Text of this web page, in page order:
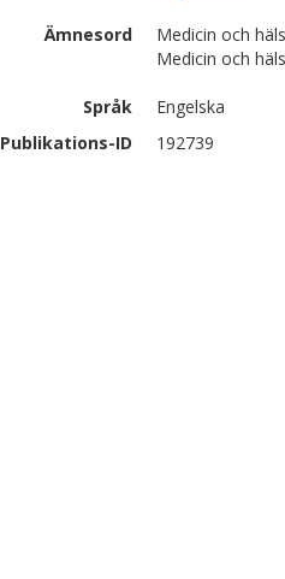
Ämnesord
Medicin och
Medicin och
Språk
Engelska
Publikations-ID
192739